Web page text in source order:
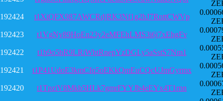
192424
t1XiQFX987AWCRdjRK3Nf1g2hJ7RnttCWVp
192423
t1VgNy89HoEn23y2eMFEhLMS3i6j7xEhgFv
192422
t1b9o5hR9LRiWbtRnepYzDGLy5aSstS7Nm1
192421
t1P41UdoE3kmCfq5oEKkQmEuCQcUJmGyrmx
192420
t1TpziV8Mkb5HLk7gmrFYYJb4eEYx4T1rnn